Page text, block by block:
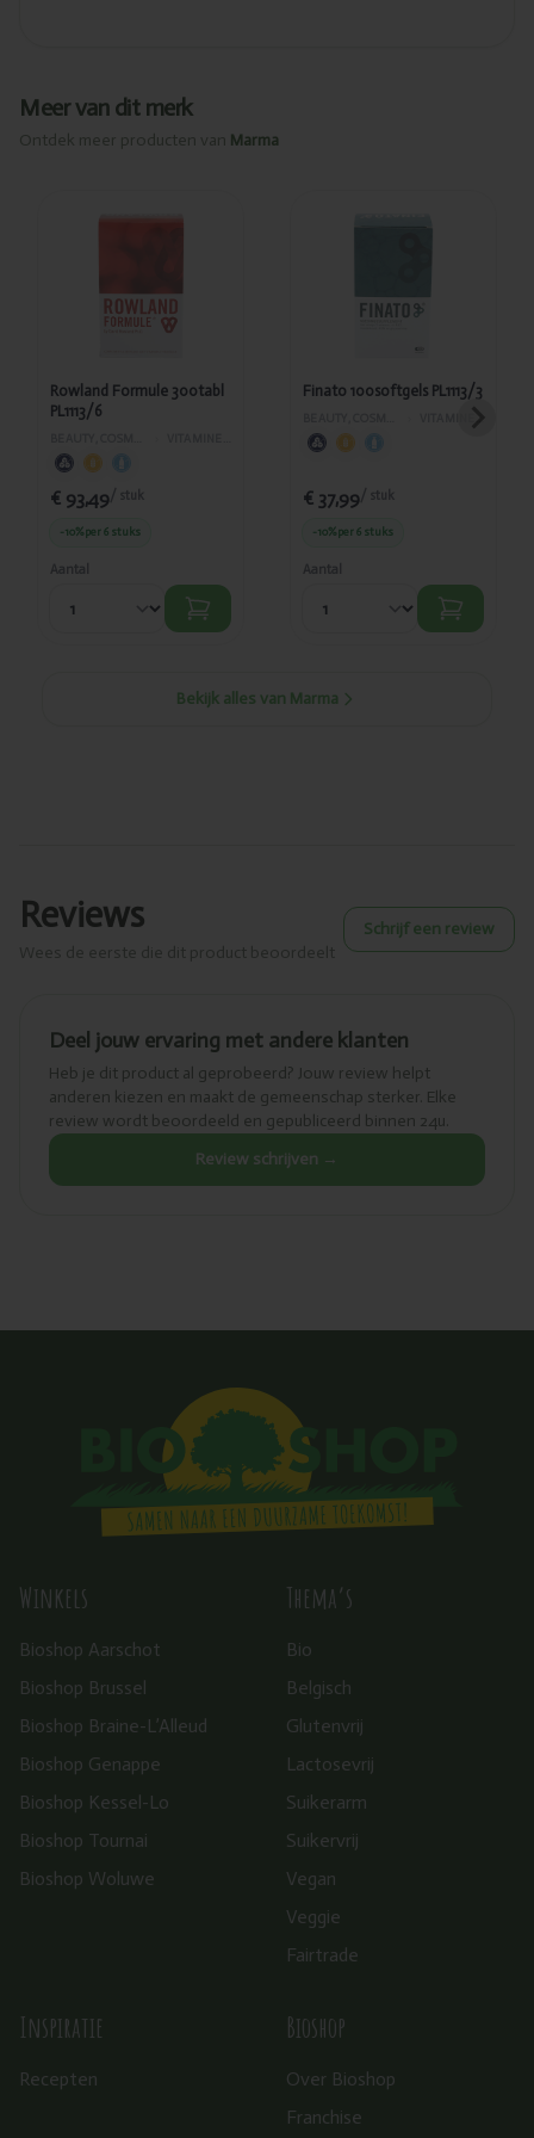
Meer van dit merk
Ontdek meer producten van Marma
Toegevoegd
PL1113/6
Rowland Formule 300tabl
PL1113/6
€ 93,49/ stuk
-10%per 6 stuks
Aantal
Finato 100softgels PL1113/3
VITAMINES EN SUPPLEMENTEN
€ 37,99/ stuk
-10%per 6 stuks
Aantal
Bekijk alles van Marma
Reviews Schrijf een review
Deel jouw ervaring met andere klanten
Heb je dit product al geprobeerd? Jouw review helpt
anderen kiezen en maakt de gemeenschap sterker. Elke
review wordt beoordeeld en gepubliceerd binnen 24u.
Review schrijven →
Winkels
Bioshop Aarschot
Bioshop Brussel
Bioshop Braine-L’Alleud
Bioshop Genappe
Bioshop Kessel-Lo
Bioshop Tournai
Bioshop Woluwe
Thema’s
Bio
Belgisch
Glutenvrij
Lactosevrij
Suikerarm
Suikervrij
Vegan
Veggie
Fairtrade
Inspiratie
Recepten
Bioshop
Over Bioshop
Franchise